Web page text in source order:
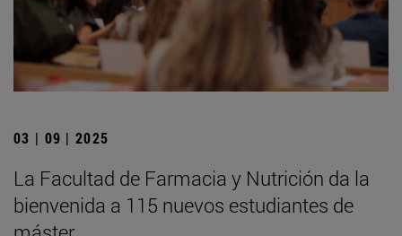
03 | 09 | 2025
La Facultad de Farmacia y Nutrición da la
bienvenida a 115 nuevos estudiantes de